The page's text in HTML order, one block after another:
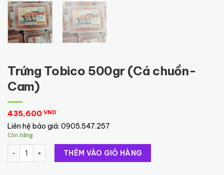
Trứng Tobico 500gr (Cá chuồn-
Cam)
435,600 VND
Liên hệ báo giá: 0905.547.257
Còn hàng
Trứng Tobico 500gr (Cá chuồn-Cam) số lượng
THÊM VÀO GIỎ HÀNG